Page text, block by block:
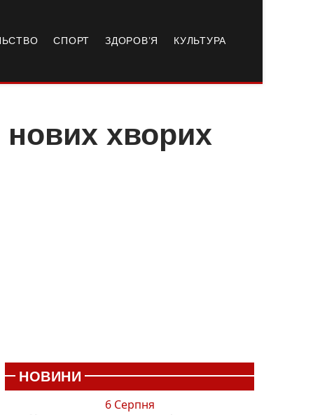
СПОРТ ЗДОРОВ’Я КУЛЬТУРА
нових хворих
НОВИНИ
6 Серпня